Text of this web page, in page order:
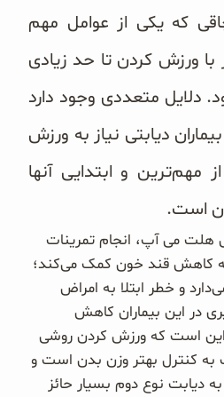
که یکی از عوامل مهم
ورزش کردن تا حد زیادی
دلایل متعددی وجود دارد
دیابتی نیاز به ورزش
مهم‌ترین و ابتدایی آنها
است.
هلت می آپ، انجام تمرینات
کاهش قند خون کمک می‌کند؛
و خطر ابتلا به امراض
در این بیماران کاهش
این است که ورزش کردن روشی
به کنترل بهتر وزن بدن است و
به دیابت نوع دوم بسیار حائز